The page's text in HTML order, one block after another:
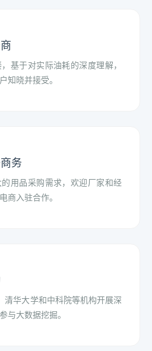
基于对实际油耗的深度理解，
知晓并接受。
务
用品采购需求，欢迎厂家和经
商入驻合作。
清华大学和中科院等机构开展深
与大数据挖掘。